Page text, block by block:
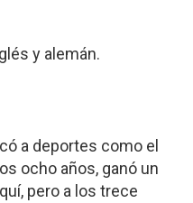
y alemán.
a deportes como el
ocho años, ganó un
pero a los trece